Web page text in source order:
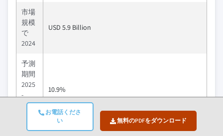
お電話くださ
い
無料のPDFをダウンロード
市場
規模
で
2024
USD 5.9 Billion
予測
期間
2025
-
2034
10.9%